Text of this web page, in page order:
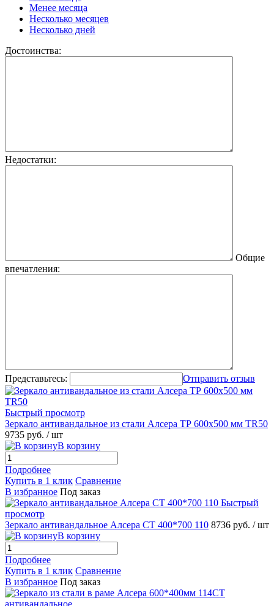
Менее месяца
Несколько месяцев
Несколько дней
Достоинства:
Недостатки:
Общие
впечатления:
Представьтесь: Отправить отзыв
Быстрый просмотр
Зеркало антивандальное из стали Алсера ТР 600х500 мм TR50
9735 руб. / шт
В корзину
Подробнее
Купить в 1 клик Сравнение
В избранное Под заказ
Быстрый
просмотр
Зеркало антивандальное Алсера СТ 400*700 110 8736 руб. / шт
В корзину
Подробнее
Купить в 1 клик Сравнение
В избранное Под заказ